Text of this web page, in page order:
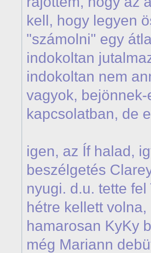
kell, hogy legyen
"számolni" egy
indokoltan
indokoltan nem
vagyok,
kapcsolatban, de
igen, az Íf halad,
beszélgetés
nyugi. d.u. tette
hétre kellett
hamarosan KyKy
még Mariann